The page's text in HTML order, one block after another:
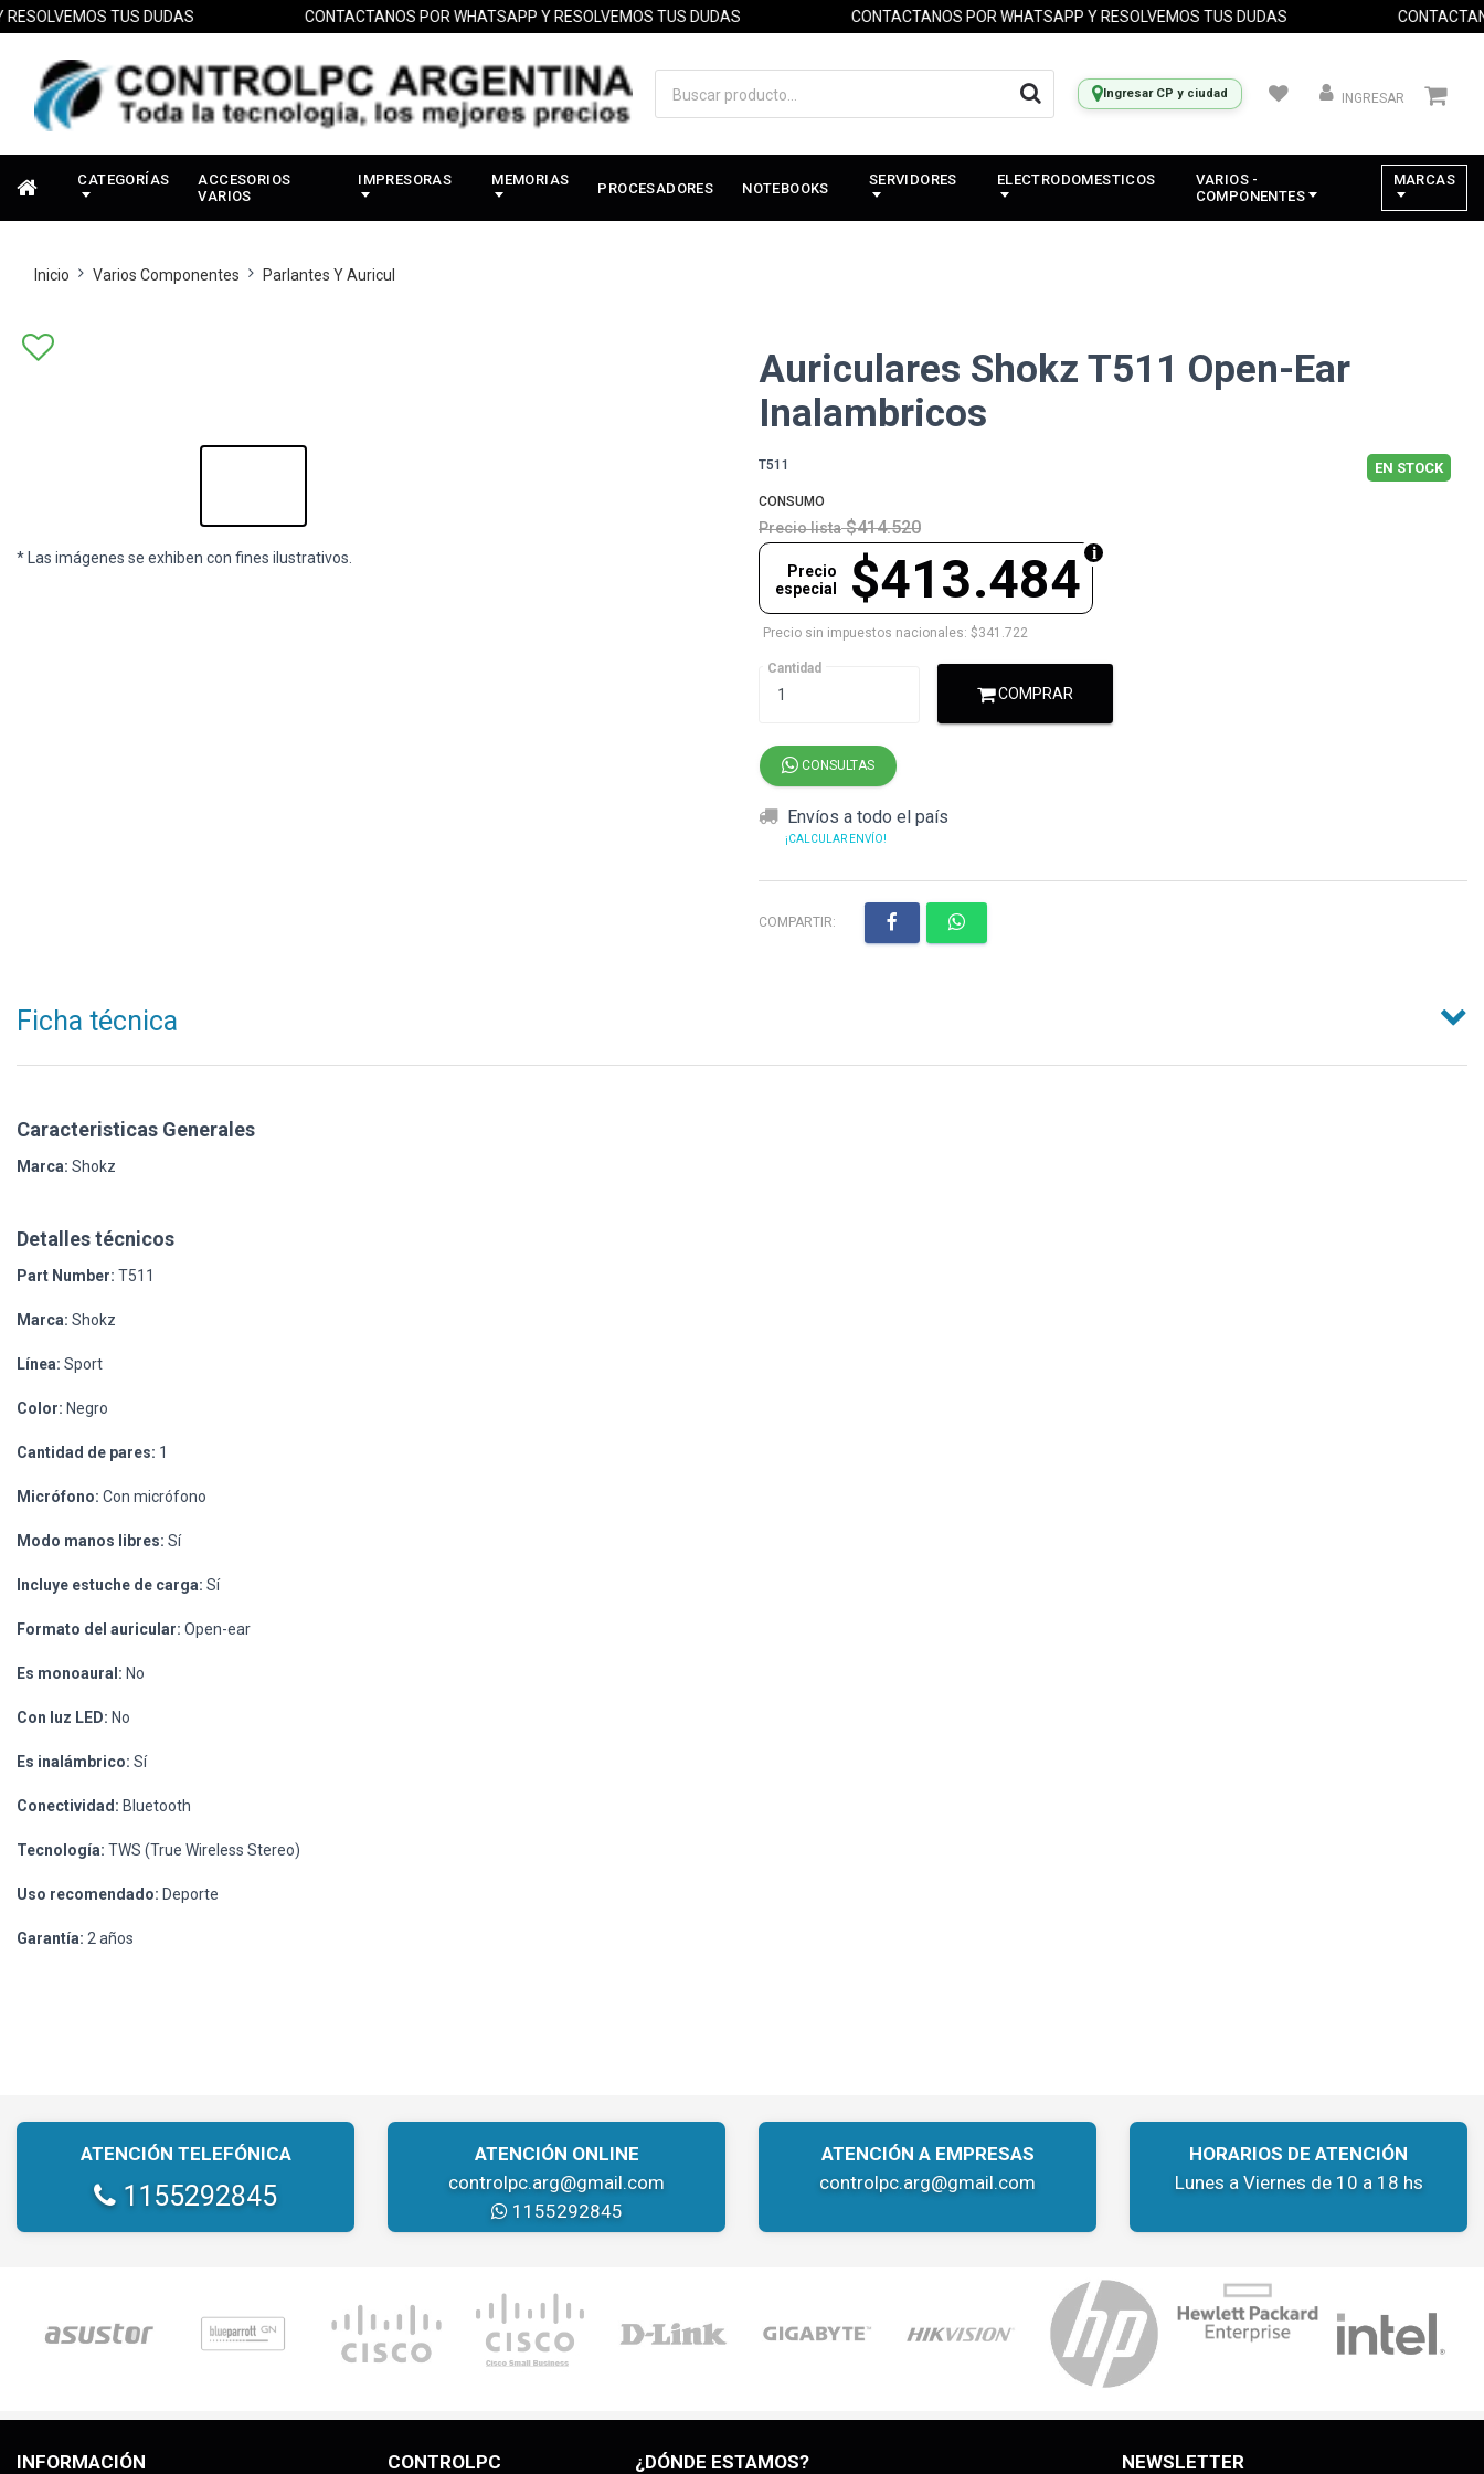
TUS DUDAS CONTACTANOS POR WHATSAPP Y RESOLVEMOS TUS DUDAS CONTACTANOS POR WHATSAPP Y RESOLVEMOS TUS DUDAS
Ingresar CP y ciudad INGRESAR
CATEGORÍAS
ACCESORIOS
VARIOS
IMPRESORAS MEMORIAS PROCESADORES NOTEBOOKS SERVIDORES ELECTRODOMESTICOS
VARIOS -
COMPONENTES
MARCAS
Inicio Varios Componentes Parlantes Y Auricul
* Las imágenes se exhiben con fines ilustrativos.
Auriculares Shokz T511 Open-Ear
Inalambricos
T511 EN STOCK
CONSUMO
Precio lista $414.520
$413.484
Precio
especial
Precio sin impuestos nacionales: $341.722
Cantidad
COMPRAR
CONSULTAS
Envíos a todo el país
¡CALCULAR ENVÍO!
COMPARTIR:
Ficha técnica
Caracteristicas Generales
Marca: Shokz
Detalles técnicos
Part Number: T511
Marca: Shokz
Línea: Sport
Color: Negro
Cantidad de pares: 1
Micrófono: Con micrófono
Modo manos libres: Sí
Incluye estuche de carga: Sí
Formato del auricular: Open-ear
Es monoaural: No
Con luz LED: No
Es inalámbrico: Sí
Conectividad: Bluetooth
Tecnología: TWS (True Wireless Stereo)
Uso recomendado: Deporte
Garantía: 2 años
ATENCIÓN TELEFÓNICA
1155292845
ATENCIÓN ONLINE
controlpc.arg@gmail.com
1155292845
ATENCIÓN A EMPRESAS
controlpc.arg@gmail.com
HORARIOS DE ATENCIÓN
Lunes a Viernes de 10 a 18 hs
INFORMACIÓN CONTROLPC ¿DÓNDE ESTAMOS? NEWSLETTER